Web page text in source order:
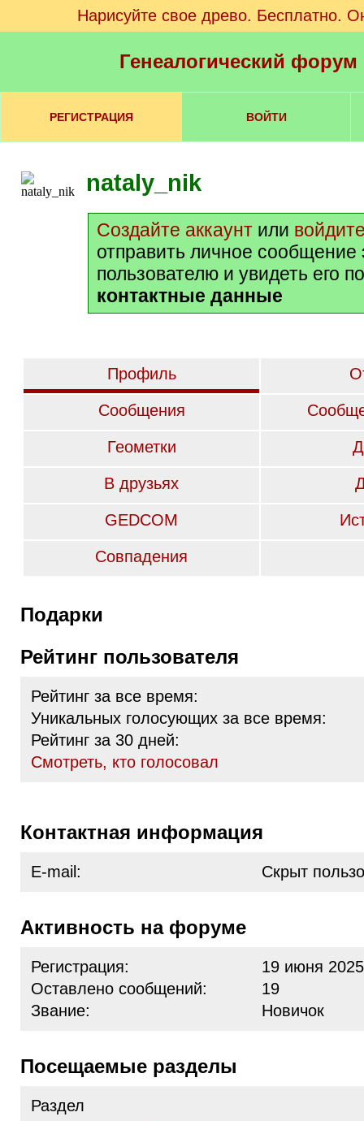
Нарисуйте свое древо. Бесплатно.
Генеалогический
РЕГИСТРАЦИЯ ВОЙТИ
nataly_nik
Создайте аккаунт или
отправить личное сообщение
пользователю и увидеть его
контактные данные
Профиль
Сообщения
Геометки
В друзьях
GEDCOM
Совпадения
Подарки
Рейтинг пользователя
Рейтинг за все время:
Уникальных голосующих за все время:
Рейтинг за 30 дней:
Cмотреть, кто голосовал
Контактная информация
E-mail: Скрыт
Активность на форуме
Регистрация:
19 июня
Оставлено сообщений:
19
Звание:
Новичок
Посещаемые разделы
Раздел